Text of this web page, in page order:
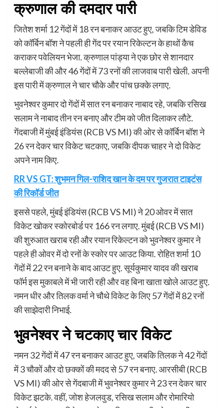
क्रुणाल की दमदार पारी
जितेश शर्मा 12 गेंदों में 18 रन बनाकर आउट हुए, जबकि टिम डेविड
को कॉर्बिन बॉश ने पहली ही गेंद पर रयान रिकेल्टन के हाथों कैच
कराकर पवेलियन भेजा. क्रुणाल पांड्या ने एक छोर से शानदार
बल्लेबाजी की और 46 गेंदों में 73 रनों की लाजवाब पारी खेली. अपनी
इस पारी में क्रुणाल ने चार चौके और पांच छक्के लगाए.
भुवनेश्वर कुमार दो गेंदों में सात रन बनाकर नाबाद रहे, जबकि रसिख
सलाम ने नाबाद तीन रन बनाए और टीम को जीत दिलाकर लौटे.
गेंदबाजी में मुंबई इंडियंस (RCB VS MI) की ओर से कॉर्बिन बॉश ने
26 रन देकर चार विकेट चटकाए, जबकि दीपक चाहर ने दो विकेट
अपने नाम किए.
RR VS GT: शुभमन गिल-राशिद खान के दम पर गुजरात टाइटंस
की रिकॉर्ड जीत
इससे पहले, मुंबई इंडियंस (RCB VS MI) ने 20 ओवर में सात
विकेट खोकर स्कोरबोर्ड पर 166 रन लगाए. मुंबई (RCB VS MI)
की शुरुआत खराब रही और रयान रिकेल्टन को भुवनेश्वर कुमार ने
पहले ही ओवर में दो रनों के स्कोर पर आउट किया. रोहित शर्मा 10
गेंदों में 22 रन बनाने के बाद आउट हुए. सूर्यकुमार यादव की खराब
फॉर्म इस मुकाबले में भी जारी रही और वह बिना खाता खोले आउट हुए.
नमन धीर और तिलक वर्मा ने चौथे विकेट के लिए 57 गेंदों में 82 रनों
की साझेदारी निभाई.
भुवनेश्वर ने चटकाए चार विकेट
नमन 32 गेंदों में 47 रन बनाकर आउट हुए, जबकि तिलक ने 42 गेंदों
में 3 चौकों और दो छक्कों की मदद से 57 रन बनाए. आरसीबी (RCB
VS MI) की ओर से गेंदबाजी में भुवनेश्वर कुमार ने 23 रन देकर चार
विकेट झटके. वहीं, जोश हेजलवुड, रसिख सलाम और रोमारियो